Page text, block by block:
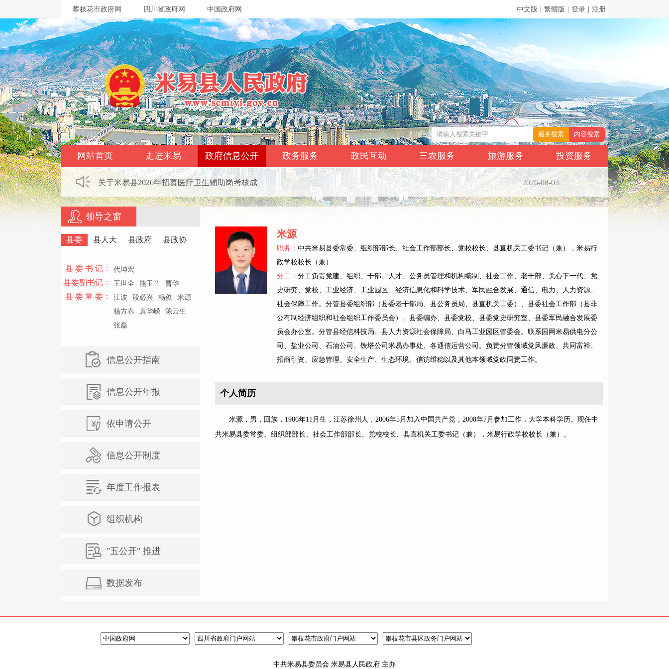
攀枝花市政府网 四川省政府网 中国政府网 中文版 繁體版 登录 注册
网站首页 走进米易 政府信息公开 政务服务 政民互动 三农服务 旅游服务 投资服务
关于米易县2026年招募医疗卫生辅助岗考核成 2026-08-03
领导之窗
县委 县人大 县政府 县政协
县 委 书 记： 代坤宏
县委副书记： 王世全 熊玉兰 曹华
县 委 常 委： 江波 段必兴 杨俊
米源
杨方春
袁华嵘
陈云生
张磊
信息公开指南
信息公开年报
依申请公开
信息公开制度
年度工作报表
组织机构
"五公开" 推进
数据发布
米源
职务： 中共米易县委常委、组织部部长、社会工作部部长、党校校长、县直机关工委书记（兼），米易行
政学校校长（兼）
分工： 分工负责党建、组织、干部、人才、公务员管理和机构编制、社会工作、老干部、关心下一代、党
史研究、党校、工业经济、工业园区、经济信息化和科学技术、军民融合发展、通信、电力、人力资源、
社会保障工作。分管县委组织部（县委老干部局、县公务员局、县直机关工委）、县委社会工作部（县非
公有制经济组织和社会组织工作委员会）、县委编办、县委党校、县委党史研究室、县委军民融合发展委
员会办公室。分管县经信科技局、县人力资源社会保障局、白马工业园区管委会。联系国网米易供电分公
司、盐业公司、石油公司、铁塔公司米易办事处、各通信运营公司。负责分管领域党风廉政、共同富裕、
招商引资、应急管理、安全生产、生态环境、信访维稳以及其他本领域党政同责工作。
个人简历
米源，男，回族，1986年11月生，江苏徐州人，2006年5月加入中国共产党，2008年7月参加工作，大学本科学历。现任中
共米易县委常委、组织部部长、社会工作部部长、党校校长、县直机关工委书记（兼），米易行政学校校长（兼）。
中共米易县委员会 米易县人民政府 主办